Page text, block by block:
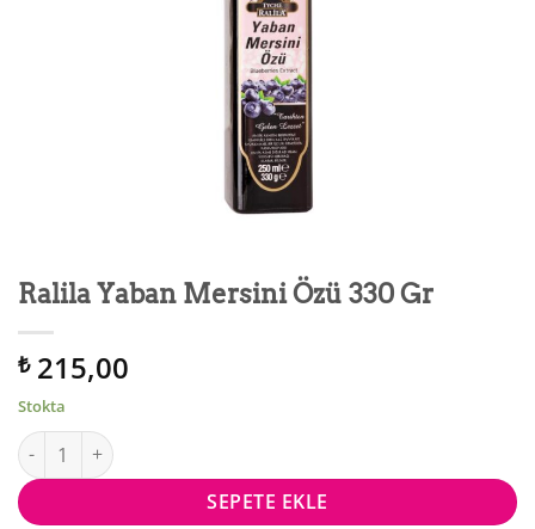
Ralila Yaban Mersini Özü 330 Gr
₺215,00
Stokta
Ralila Yaban Mersini Özü 330 Gr adet
SEPETE EKLE